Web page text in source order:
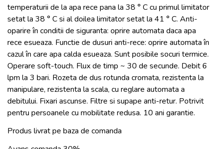
temperaturii de la apa rece pana la 38 ° C cu primul limitator
setat la 38 ° C si al doilea limitator setat la 41 ° C. Anti-
oparire în conditii de siguranta: oprire automata daca apa
rece esueaza. Functie de dusuri anti-rece: oprire automata în
cazul în care apa calda esueaza. Sunt posibile socuri termice.
Operare soft-touch. Flux de timp ~ 30 de secunde. Debit 6
lpm la 3 bari. Rozeta de dus rotunda cromata, rezistenta la
manipulare, rezistenta la scala, cu reglare automata a
debitului. Fixari ascunse. Filtre si supape anti-retur. Potrivit
pentru persoanele cu mobilitate redusa. 10 ani garantie.
Produs livrat pe baza de comanda